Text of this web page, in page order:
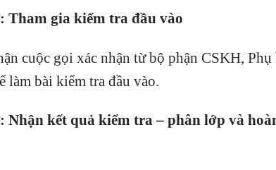
Tham gia kiểm tra đầu vào
cuộc gọi xác nhận từ bộ phận CSKH,
làm bài kiểm tra đầu vào.
Nhận kết quả kiểm tra – phân lớp và